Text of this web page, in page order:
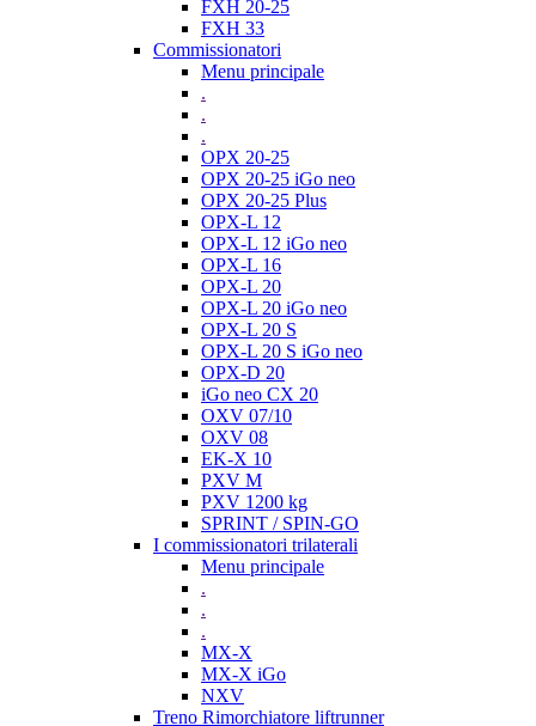
FXH 20-25
FXH 33
Commissionatori
Menu principale
.
.
.
OPX 20-25
OPX 20-25 iGo neo
OPX 20-25 Plus
OPX-L 12
OPX-L 12 iGo neo
OPX-L 16
OPX-L 20
OPX-L 20 iGo neo
OPX-L 20 S
OPX-L 20 S iGo neo
OPX-D 20
iGo neo CX 20
OXV 07/10
OXV 08
EK-X 10
PXV M
PXV 1200 kg
SPRINT / SPIN-GO
I commissionatori trilaterali
Menu principale
.
.
.
MX-X
MX-X iGo
NXV
Treno Rimorchiatore liftrunner